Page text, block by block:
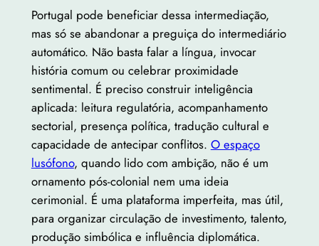
Portugal pode beneficiar dessa intermediação,
mas só se abandonar a preguiça do intermediário
automático. Não basta falar a língua, invocar
história comum ou celebrar proximidade
sentimental. É preciso construir inteligência
aplicada: leitura regulatória, acompanhamento
sectorial, presença política, tradução cultural e
capacidade de antecipar conflitos. O espaço
lusófono, quando lido com ambição, não é um
ornamento pós-colonial nem uma ideia
cerimonial. É uma plataforma imperfeita, mas útil,
para organizar circulação de investimento, talento,
produção simbólica e influência diplomática.